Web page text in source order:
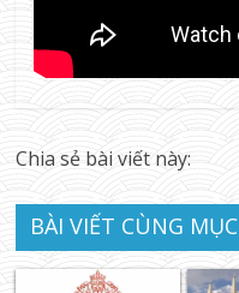
Chia sẻ bài viết này:
BÀI VIẾT CÙNG MỤC